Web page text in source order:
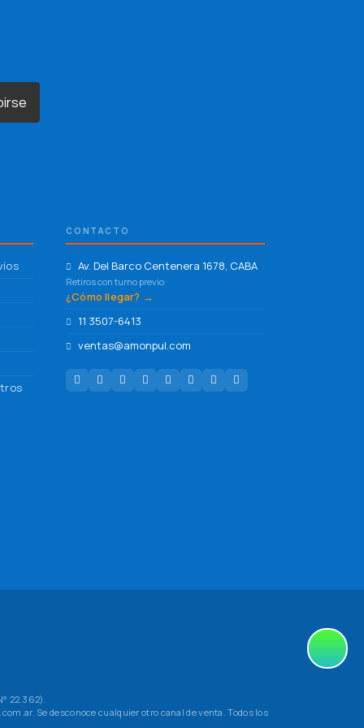
CONTACTO
Av. Del Barco Centenera 1678, CABA
Retiros con turno previo
¿Cómo llegar? →
11 3507-6413
ventas@amonpul.com
22.362).
Se desconoce cualquier otro canal de venta. Todos los